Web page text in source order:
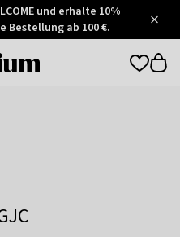
und erhalte 10%
Bestellung ab 100 €.